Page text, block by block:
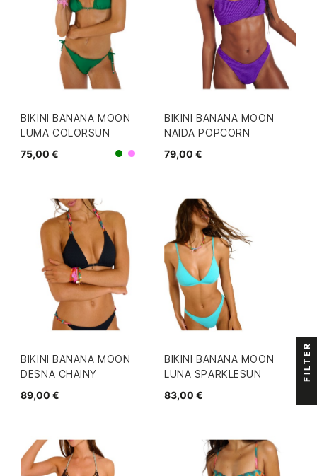
BIKINI BANANA MOON
LUMA COLORSUN
75,00 €
VerdeMorado
BIKINI BANANA MOON
NAIDA POPCORN
79,00 €
BIKINI BANANA MOON
DESNA CHAINY
89,00 €
BIKINI BANANA MOON
LUNA SPARKLESUN
83,00 €
FILTER